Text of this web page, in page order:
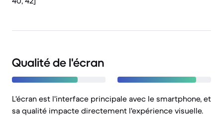
Qualité de l'écran
L'écran est l'interface principale avec le smartphone, et
sa qualité impacte directement l'expérience visuelle.